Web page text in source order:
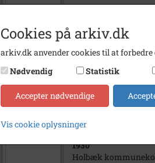
Holbæk Museum -
1930
Holbæk
Cookies på arkiv.dk
arkiv.dk anvender cookies til at
Nødvendig
Statistik
Accepter nødvendige
Vis cookie oplysninger